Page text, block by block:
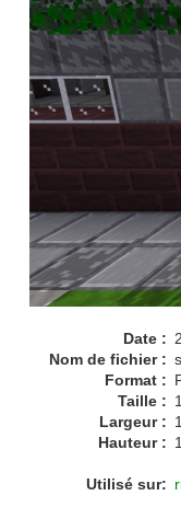
Date :
Nom de fichier :
Format :
Taille :
Largeur :
Hauteur :
Utilisé sur: